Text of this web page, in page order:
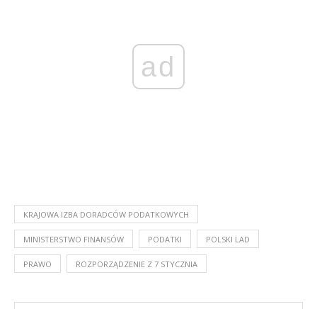
ad
KRAJOWA IZBA DORADCÓW PODATKOWYCH
MINISTERSTWO FINANSÓW PODATKI POLSKI LAD
PRAWO ROZPORZĄDZENIE Z 7 STYCZNIA